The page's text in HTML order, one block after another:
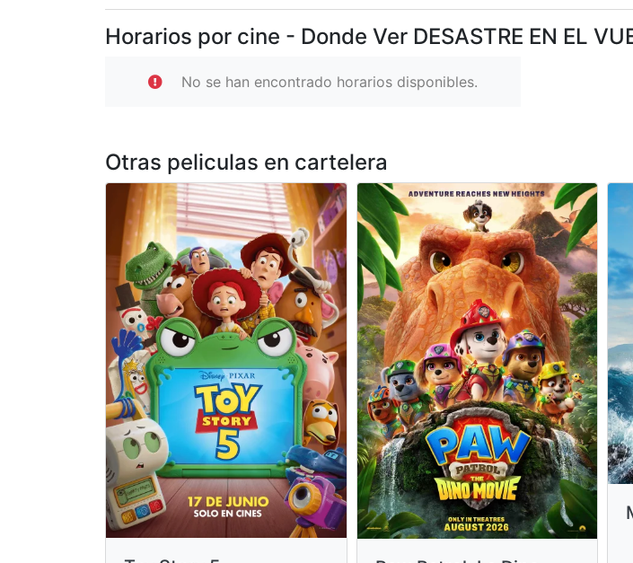
Horarios por cine - Donde Ver DESASTRE EN EL
No se han encontrado horarios disponibles.
Otras peliculas en cartelera